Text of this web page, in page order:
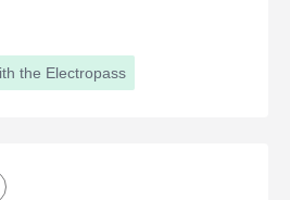
the Electropass